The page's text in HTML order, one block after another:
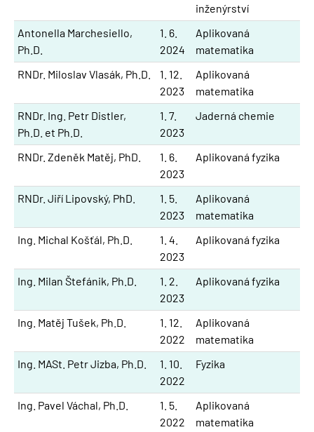
inženýrství
Antonella Marchesiello,
Ph.D.
1. 6.
2024
Aplikovaná
matematika
RNDr. Miloslav Vlasák, Ph.D.
1. 12.
2023
Aplikovaná
matematika
RNDr. Ing. Petr Distler,
Ph.D. et Ph.D.
1. 7.
2023
Jaderná chemie
RNDr. Zdeněk Matěj, PhD.
1. 6.
2023
Aplikovaná fyzika
RNDr. Jiří Lipovský, PhD.
1. 5.
2023
Aplikovaná
matematika
Ing. Michal Košťál, Ph.D.
1. 4.
2023
Aplikovaná fyzika
Ing. Milan Štefánik, Ph.D.
1. 2.
2023
Aplikovaná fyzika
Ing. Matěj Tušek, Ph.D.
1. 12.
2022
Aplikovaná
matematika
Ing. MASt. Petr Jizba, Ph.D.
1. 10.
2022
Fyzika
Ing. Pavel Váchal, Ph.D.
1. 5.
2022
Aplikovaná
matematika